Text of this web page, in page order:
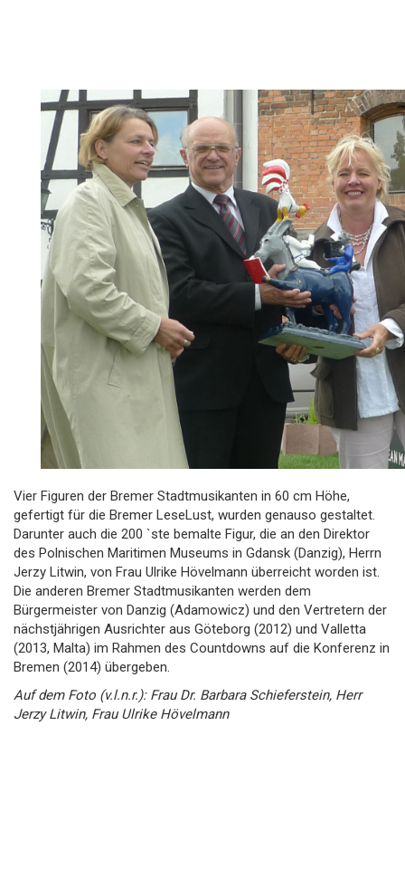
Vier Figuren der Bremer Stadtmusikanten in 60 cm Höhe,
gefertigt für die Bremer LeseLust, wurden genauso gestaltet.
Darunter auch die 200 `ste bemalte Figur, die an den Direktor
des Polnischen Maritimen Museums in Gdansk (Danzig), Herrn
Jerzy Litwin, von Frau Ulrike Hövelmann überreicht worden ist.
Die anderen Bremer Stadtmusikanten werden dem
Bürgermeister von Danzig (Adamowicz) und den Vertretern der
nächstjährigen Ausrichter aus Göteborg (2012) und Valletta
(2013, Malta) im Rahmen des Countdowns auf die Konferenz in
Bremen (2014) übergeben.
Auf dem Foto (v.l.n.r.): Frau Dr. Barbara Schieferstein, Herr
Jerzy Litwin, Frau Ulrike Hövelmann